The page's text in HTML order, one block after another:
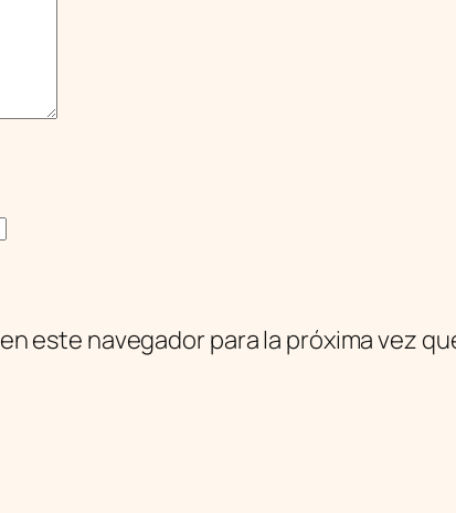
este navegador para la próxima vez